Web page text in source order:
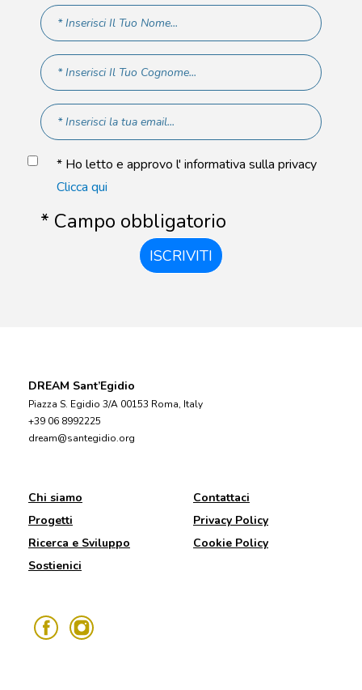
* Ho letto e approvo l' informativa sulla privacy
Clicca qui
* Campo obbligatorio
ISCRIVITI
DREAM Sant’Egidio
Piazza S. Egidio 3/A 00153 Roma, Italy
+39 06 8992225
dream@santegidio.org
Chi siamo
Progetti
Ricerca e Sviluppo
Sostienici
Contattaci
Privacy Policy
Cookie Policy